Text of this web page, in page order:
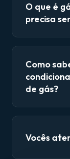
O que é
precisa
Como
de gás?
Vocês